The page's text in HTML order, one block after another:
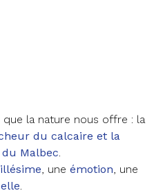
la nature nous offre : la
du calcaire et la
Malbec.
, une émotion, une
.